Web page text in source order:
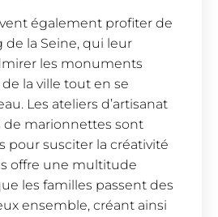
également profiter de
de la Seine, qui leur
les monuments
la ville tout en se
Les ateliers d’artisanat
de marionnettes sont
pour susciter la créativité
offre une multitude
les familles passent des
ensemble, créant ainsi